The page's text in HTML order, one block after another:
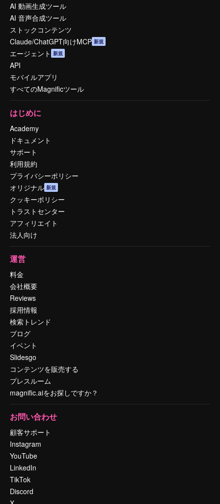
AI 動画生成ツール
AI 音声合成ツール
ストックコンテンツ
Claude/ChatGPT向けMCP 新規
エージェント 新規
API
モバイルアプリ
すべてのMagnificツール
はじめに
Academy
ドキュメント
サポート
利用規約
プライバシーポリシー
オリジナル 新規
クッキーポリシー
トラストセンター
アフィリエイト
法人向け
運営
料金
会社概要
Reviews
採用情報
検索トレンド
ブログ
イベント
Slidesgo
コンテンツを販売する
プレスルーム
magnific.aiをお探しですか？
お問い合わせ
顧客サポート
Instagram
YouTube
LinkedIn
TikTok
Discord